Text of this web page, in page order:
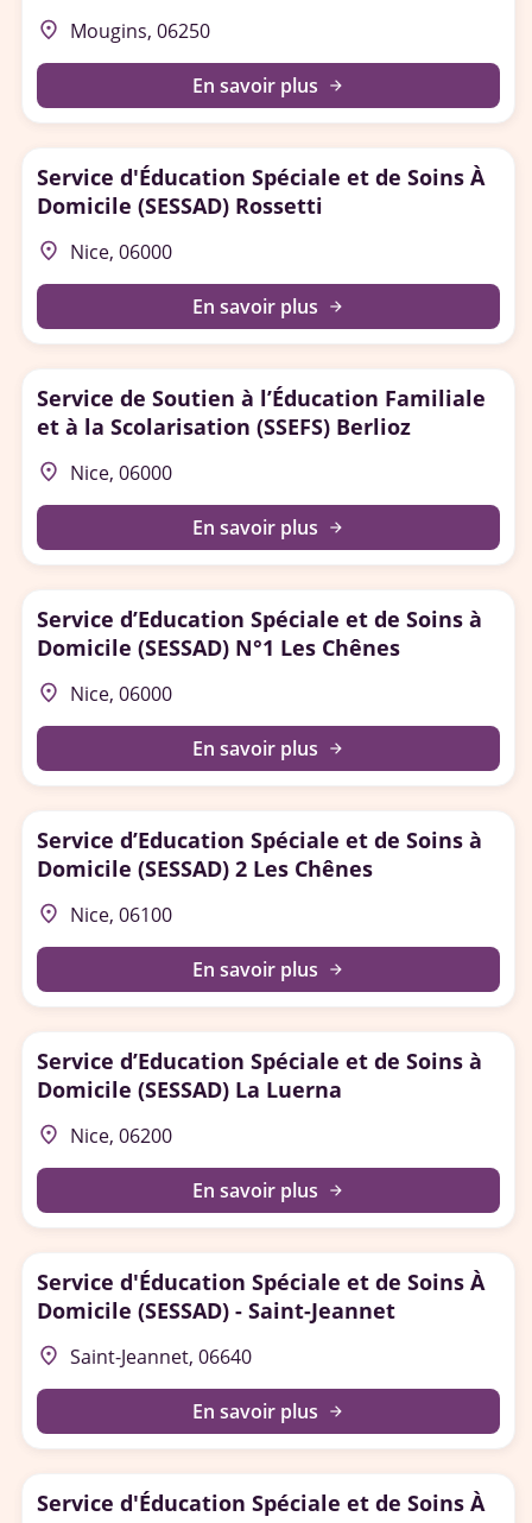
place Mougins, 06250
En savoir plus arrow_forward
Service d'Éducation Spéciale et de Soins À
Domicile (SESSAD) Rossetti
place Nice, 06000
En savoir plus arrow_forward
Service de Soutien à l’Éducation Familiale
et à la Scolarisation (SSEFS) Berlioz
place Nice, 06000
En savoir plus arrow_forward
Service d’Education Spéciale et de Soins à
Domicile (SESSAD) N°1 Les Chênes
place Nice, 06000
En savoir plus arrow_forward
Service d’Education Spéciale et de Soins à
Domicile (SESSAD) 2 Les Chênes
place Nice, 06100
En savoir plus arrow_forward
Service d’Education Spéciale et de Soins à
Domicile (SESSAD) La Luerna
place Nice, 06200
En savoir plus arrow_forward
Service d'Éducation Spéciale et de Soins À
Domicile (SESSAD) - Saint-Jeannet
place Saint-Jeannet, 06640
En savoir plus arrow_forward
Service d'Éducation Spéciale et de Soins À